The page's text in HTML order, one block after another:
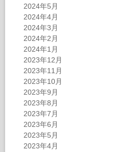
2024年5月
2024年4月
2024年3月
2024年2月
2024年1月
2023年12月
2023年11月
2023年10月
2023年9月
2023年8月
2023年7月
2023年6月
2023年5月
2023年4月